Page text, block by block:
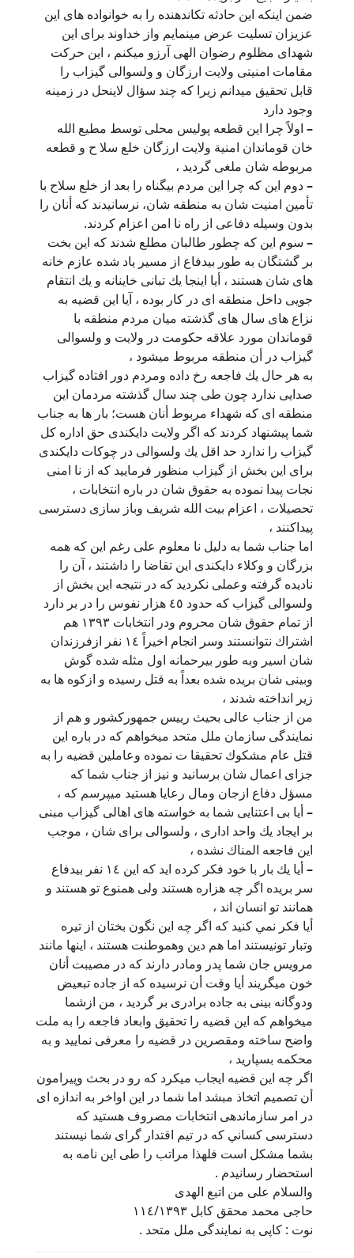
ضمن اينكه اين حادثه تكاندهنده را به خوانواده هاى اين
عزيزان تسليت عرض مينمايم واز خداوند براى اين
شهداى مظلوم رضوان الهى آرزو ميكنم ، اين حركت
مقامات امنيتى ولايت ارزگان و ولسوالى گيزاب را
قابل تحقيق ميدانم زيرا كه چند سؤال لاينحل در زمينه
وجود دارد
– اولاً چرا اين قطعه پوليس محلى توسط مطيع الله
خان قوماندان امنية ولايت ارزگان خلع سلا ح و قطعه
مربوطه شان ملغى گرديد ،
–دوم اين كه چرا اين مردم بیگناه را بعد از خلع سلاح با
تأمين امنيت شان به منطقه شان، نرسانيدند كه أنان را
بدون وسيله دفاعى از راه نا امن اعزام كردند.
– سوم اين كه چطور طالبان مطلع شدند كه اين بخت
بر گشتگان به طور بيدفاع از مسير ياد شده عازم خانه
هاى شان هستند ، أيا اينجا يك تبانى خاينانه و يك انتقام
جويى داخل منطقه اى در كار بوده ، آيا اين قضيه به
نزاع هاى سال هاى گذشته ميان مردم منطقه با
قوماندان مورد علاقه حكومت در ولايت و ولسوالى
گيزاب در أن منطقه مربوط ميشود ،
به هر حال يك فاجعه رخ داده ومردم دور افتاده گيزاب
صدايى ندارد چون طى چند سال گذشته مردمان اين
منطقه اى كه شهداء مربوط أنان هست؛ بار ها به جناب
شما پيشنهاد كردند كه اگر ولايت دايكندى حق اداره كل
گيزاب را ندارد حد اقل يك ولسوالى در چوكات دايكندى
براى اين بخش از گيزاب منظور فرماييد كه از نا امنى
نجات پيدا نموده به حقوق شان در باره انتخابات ،
تحصيلات ، اعزام بيت الله شريف وباز سازى دسترسى
پيداكنند ،
اما جناب شما به دليل نا معلوم على رغم اين كه همه
بزرگان و وكلاء دايكندى اين تقاضا را داشتند ، آن را
ناديده گرفته وعملى نکردید كه در نتيجه اين بخش از
ولسوالى گيزاب كه حدود ٤٥ هزار نفوس را در بر دارد
از تمام حقوق شان محروم ودر انتخابات ١٣٩٣ هم
اشتراك نتوانستند وسر انجام اخيراً ١٤ نفر ازفرزندان
شان اسير وبه طور بيرحمانه اول مثله شده گوش
وبينى شان بريده شده بعداً به قتل رسيده و ازكوه ها به
زير انداخته شدند ،
من از جناب عالى بحيث رييس جمهوركشور و هم از
نمايندگى سازمان ملل متحد ميخواهم كه در باره اين
قتل عام مشكوك تحقيقا ت نموده وعاملين قضيه را به
جزاى اعمال شان برسانيد و نيز از جناب شما كه
مسؤل دفاع ازجان ومال رعايا هستيد ميپرسم كه ،
–أيا بى اعتنايى شما به خواسته هاى اهالى گيزاب مبنى
بر ايجاد يك واحد ادارى ، ولسوالى براى شان ، موجب
اين فاجعه المناك نشده ،
–
أيا يك بار با خود فكر كرده ايد كه اين ١٤ نفر بيدفاع
سر بريده اگر چه هزاره هستند ولى همنوع تو هستند و
همانند تو انسان اند ،
أيا فكر نمي كنيد كه اگر چه اين نگون بختان از تيره
وتبار تونيستند اما هم دين وهموطنت هستند ، اينها مانند
مرويس جان شما پدر ومادر دارند كه در مصيبت أنان
خون ميگريند أيا وقت أن نرسيده كه از جاده تبعيض
ودوگانه بينى به جاده برادرى بر گرديد ، من ازشما
ميخواهم كه اين قضيه را تحقيق وابعاد فاجعه را به ملت
واضح ساخته ومقصرين در قضيه را معرفى نماييد و به
محكمه بسپاريد ،
اگر چه اين قضيه ايجاب ميكرد كه رو در بحث وپيرامون
أن تصميم اتخاذ مبشد اما شما در اين اواخر به اندازه اى
در امر سازماندهى انتخابات مصروف هستيد كه
دسترسى كساني كه در تيم اقتدار گراى شما نيستند
بشما مشكل است فلهذا مراتب را طى اين نامه به
استحضار رسانيدم .
والسلام على من اتبع الهدى
حاجى محمد محقق كابل ١١٤/١٣٩٣
نوت : كاپى به نمايندگى ملل متحد .